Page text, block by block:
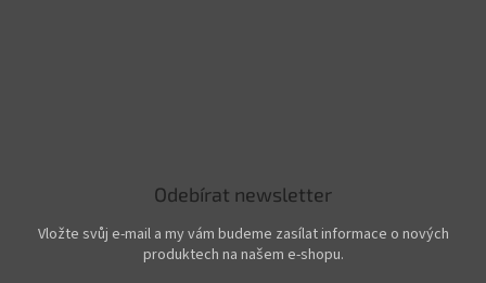
Odebírat newsletter
Vložte svůj e-mail a my vám budeme zasílat informace o nových
produktech na našem e-shopu.